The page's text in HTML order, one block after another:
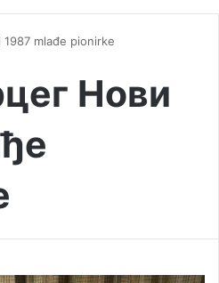
1987 mlađe pionirke
Нови